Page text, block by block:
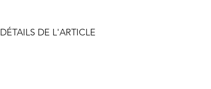
DÉTAILS DE L'ARTICLE